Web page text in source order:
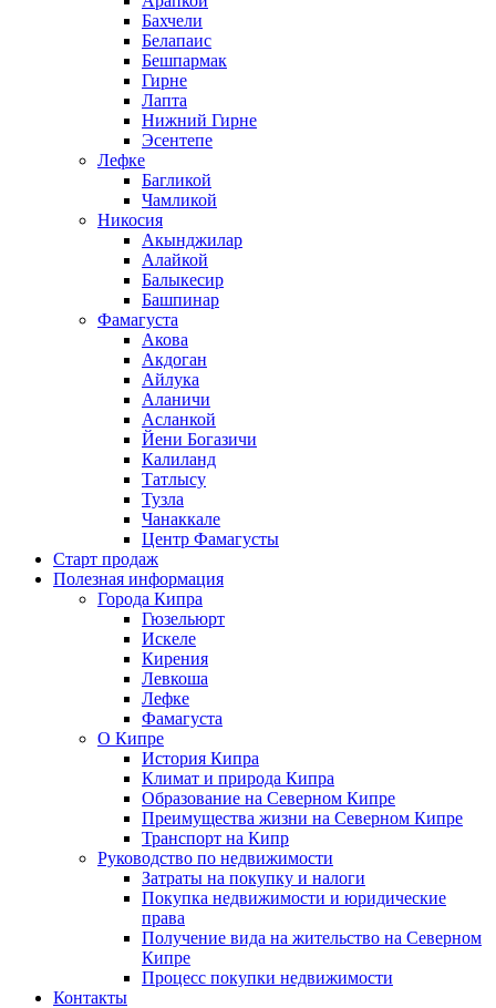
Бахчели
Белапаис
Бешпармак
Гирне
Лапта
Нижний Гирне
Эсентепе
Лефке
Багликой
Чамликой
Никосия
Акынджилар
Алайкой
Балыкесир
Башпинар
Фамагуста
Акова
Акдоган
Айлука
Аланичи
Асланкой
Йени Богазичи
Калиланд
Татлысу
Тузла
Чанаккале
Центр Фамагусты
Старт продаж
Полезная информация
Города Кипра
Гюзельюрт
Искеле
Кирения
Левкоша
Лефке
Фамагуста
О Кипре
История Кипра
Климат и природа Кипра
Образование на Северном Кипре
Преимущества жизни на Северном Кипре
Транспорт на Кипр
Руководство по недвижимости
Затраты на покупку и налоги
Покупка недвижимости и юридические
права
Получение вида на жительство на Северном
Кипре
Процесс покупки недвижимости
Контакты